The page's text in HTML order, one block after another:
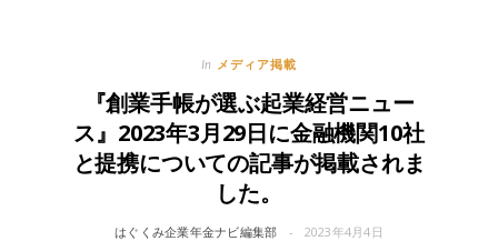
In メディア掲載
『創業手帳が選ぶ起業経営ニュー
ス』2023年3月29日に金融機関10社
と提携についての記事が掲載されま
した。
はぐくみ企業年金ナビ編集部 2023年4月4日